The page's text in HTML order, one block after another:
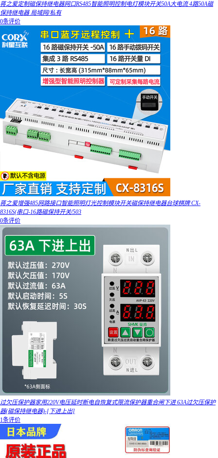
蒋之爱定制磁保持继电器网口RS485智能照明控制电灯模块开关50A大电流 4路50A磁
保持继电器 局域网/私有
0条评价
蒋之爱增强485网路接口智能照明灯光控制模块开关磁保持继电器台球棋牌 CX-
8316S(串口-16路磁保持开关/503
0条评价
过欠压保护器家用220V电压延时断电自恢复式限流保护器重合闸下进 63A过欠压保护
器(磁保持继电器)-[下进上出]
1条评价